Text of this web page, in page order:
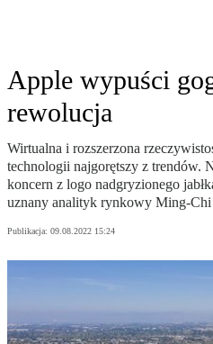
Apple wypuści
rewolucja
Wirtualna i rozszerzona
technologii najgorętszy z trendów.
koncern z logo nadgryzionego
uznany analityk rynkowy Ming-
Publikacja: 09.08.2022 15:24